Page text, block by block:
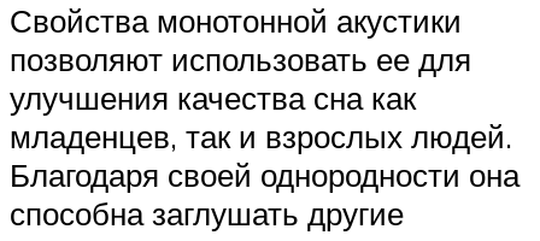
Свойства монотонной акустики
позволяют использовать ее для
улучшения качества сна как
младенцев, так и взрослых людей.
Благодаря своей однородности она
способна заглушать другие